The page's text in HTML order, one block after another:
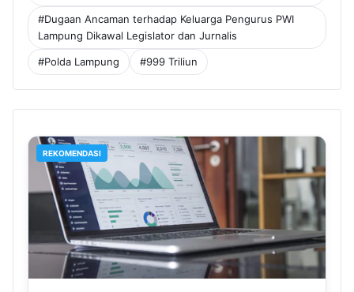
#Dugaan Ancaman terhadap Keluarga Pengurus PWI
Lampung Dikawal Legislator dan Jurnalis
#Polda Lampung #999 Triliun
REKOMENDASI